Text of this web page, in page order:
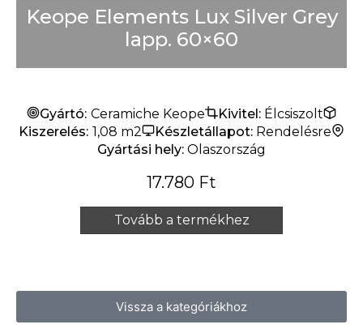
Keope Elements Lux Silver Grey
lapp. 60×60
Gyártó: Ceramiche Keope Kivitel: Élcsiszolt
Kiszerelés: 1,08 m2 Készletállapot: Rendelésre
Gyártási hely: Olaszország
17.780 Ft
Tovább a termékhez
Vissza a kategóriákhoz